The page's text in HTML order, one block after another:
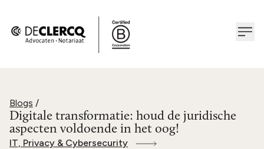
Blogs /
Digitale transformatie: houd de juridische
aspecten voldoende in het oog!
IT, Privacy & Cybersecurity